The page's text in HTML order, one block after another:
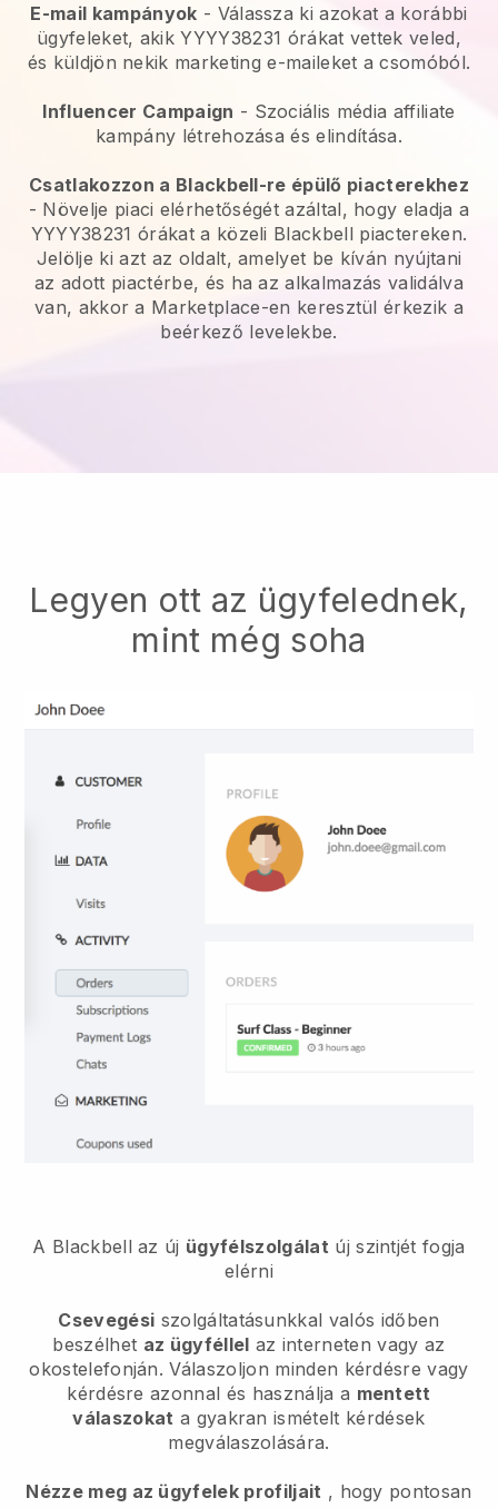
E-mail kampányok - Válassza ki azokat a korábbi
ügyfeleket, akik YYYY38231 órákat vettek veled,
és küldjön nekik marketing e-maileket a csomóból.
Influencer Campaign - Szociális média affiliate
kampány létrehozása és elindítása.
Csatlakozzon a Blackbell-re épülő piacterekhez
- Növelje piaci elérhetőségét azáltal, hogy eladja a
YYYY38231 órákat a közeli Blackbell piactereken.
Jelölje ki azt az oldalt, amelyet be kíván nyújtani
az adott piactérbe, és ha az alkalmazás validálva
van, akkor a Marketplace-en keresztül érkezik a
beérkező levelekbe.
Legyen ott az ügyfelednek,
mint még soha
A Blackbell az új ügyfélszolgálat új szintjét fogja
elérni
Csevegési szolgáltatásunkkal valós időben
beszélhet az ügyféllel az interneten vagy az
okostelefonján. Válaszoljon minden kérdésre vagy
kérdésre azonnal és használja a mentett
válaszokat a gyakran ismételt kérdések
megválaszolására.
Nézze meg az ügyfelek profiljait , hogy pontosan